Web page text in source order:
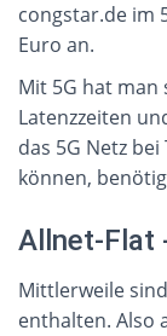
congstar.de im
Euro an.
Mit 5G hat
Latenzzeiten
das 5G Netz
können,
Allnet-Flat
Mittlerweile
enthalten. Also